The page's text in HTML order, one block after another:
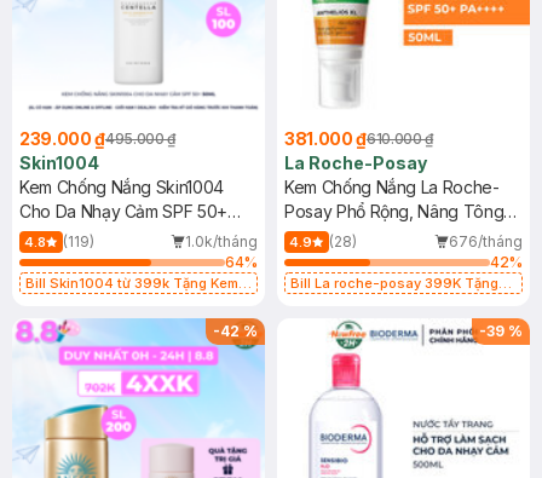
239.000 ₫495.000 ₫
Skin1004
Kem Chống Nắng Skin1004
Cho Da Nhạy Cảm SPF 50+
50ml
4.8 (119)
1.0k/tháng
64%
Bill Skin1004 từ 399k Tặng Kem
SPF 50+ 20ml (SL Có Hạn)
381.000 ₫610.000 ₫
La Roche-Posay
Kem Chống Nắng La Roche-
Posay Phổ Rộng, Nâng Tông
Kiềm Dầu 50ml
4.9 (28)
676/tháng
42%
Bill La roche-posay 399K Tặng
(SL có hạn)
-42% -39 %